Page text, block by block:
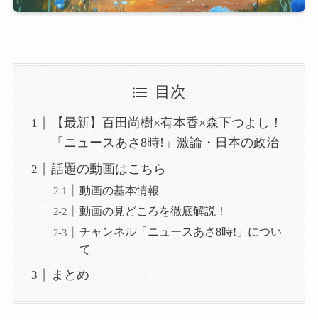
目次
【最新】百田尚樹×有本香×森下つよし！
「ニュースあさ8時!」激論・日本の政治
話題の動画はこちら
動画の基本情報
動画の見どころを徹底解説！
チャンネル「ニュースあさ8時!」につい
て
まとめ